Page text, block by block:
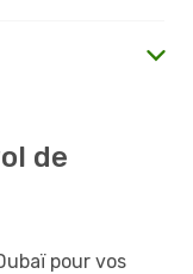
de
pour vos